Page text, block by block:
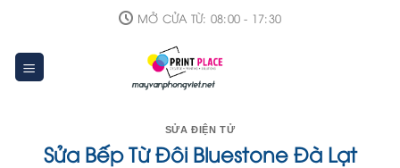
content
MỞ CỬA TỪ: 08:00 - 17:30
SỬA ĐIỆN TỬ
Sửa Bếp Từ Đôi Bluestone Đà Lạt